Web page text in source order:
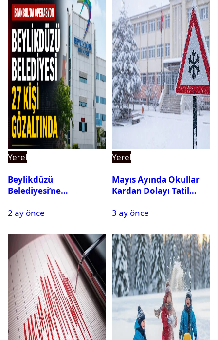
Yerel
Beylikdüzü
Belediyesi’ne
Gözaltına Alındı
2 ay önce
Yerel
Mayıs Ayında Okullar
Kardan Dolayı Tatil
3 ay önce